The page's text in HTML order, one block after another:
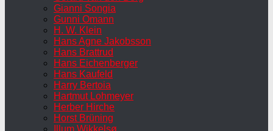
Gianni Songia
Gunni Omann
H. W. Klein
Hans Agne Jakobsson
Hans Brattrud
Hans Eichenberger
Hans Kaufeld
Harry Bertoia
Hartmut Lohmeyer
Herber Hirche
Horst Brüning
Illum Wikkelsø